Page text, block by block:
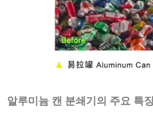
알루미늄 캔 분쇄기의 주요 특징